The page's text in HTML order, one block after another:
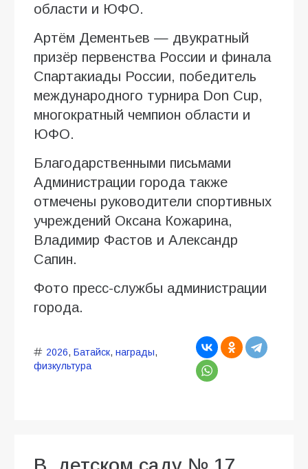
области и ЮФО.
Артём Дементьев — двукратный
призёр первенства России и финала
Спартакиады России, победитель
международного турнира Don Cup,
многократный чемпион области и
ЮФО.
Благодарственными письмами
Администрации города также
отмечены руководители спортивных
учреждений Оксана Кожарина,
Владимир Фастов и Александр
Сапин.
Фото пресс-службы администрации
города.
2026, Батайск, награды,
физкультура